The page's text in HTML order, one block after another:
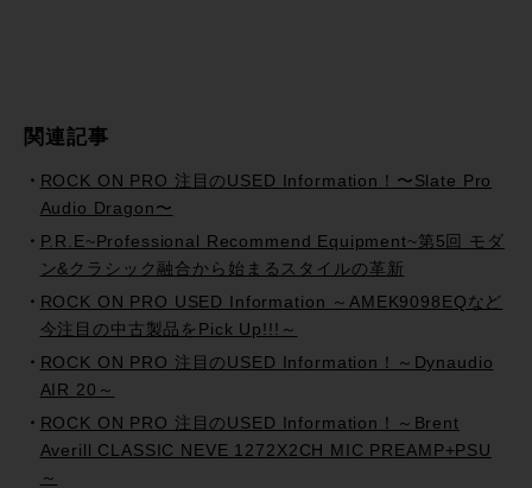
関連記事
ROCK ON PRO 注目のUSED Information！〜Slate Pro
Audio Dragon〜
P.R.E~Professional Recommend Equipment~第5回 モダ
ン&クラシック融合から始まるスタイルの革新
ROCK ON PRO USED Information ～AMEK9098EQなど
今注目の中古製品をPick Up!!!～
ROCK ON PRO 注目のUSED Information！～Dynaudio
AIR 20～
ROCK ON PRO 注目のUSED Information！～Brent
Averill CLASSIC NEVE 1272X2CH MIC PREAMP+PSU
～